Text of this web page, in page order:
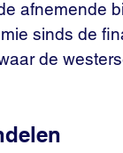
afnemende
sinds de
de